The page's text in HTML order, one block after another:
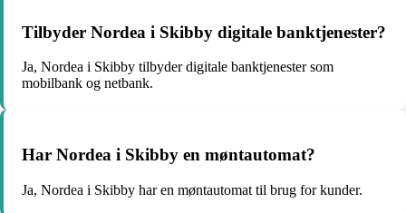
Tilbyder Nordea i Skibby digitale banktjenester?
Ja, Nordea i Skibby tilbyder digitale banktjenester som
mobilbank og netbank.
Har Nordea i Skibby en møntautomat?
Ja, Nordea i Skibby har en møntautomat til brug for kunder.